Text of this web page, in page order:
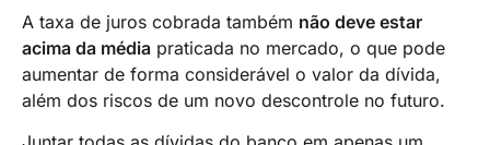
A taxa de juros cobrada também não deve estar
acima da média praticada no mercado, o que pode
aumentar de forma considerável o valor da dívida,
além dos riscos de um novo descontrole no futuro.